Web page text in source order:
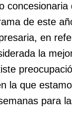
de este
en
la
la que
para